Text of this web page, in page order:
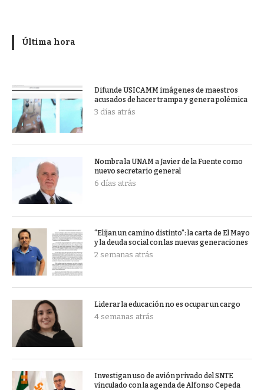
Última hora
Difunde USICAMM imágenes de maestros
acusados de hacer trampa y genera polémica
3 días atrás
Nombra la UNAM a Javier de la Fuente como
nuevo secretario general
6 días atrás
“Elijan un camino distinto”: la carta de El Mayo
y la deuda social con las nuevas generaciones
2 semanas atrás
Liderar la educación no es ocupar un cargo
4 semanas atrás
Investigan uso de avión privado del SNTE
vinculado con la agenda de Alfonso Cepeda